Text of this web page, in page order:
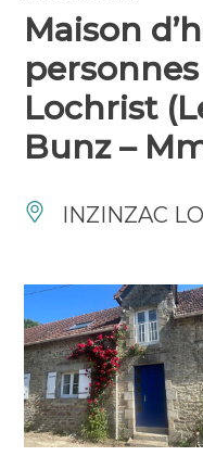
Maison
Lochrist
Bunz –
INZINZAC